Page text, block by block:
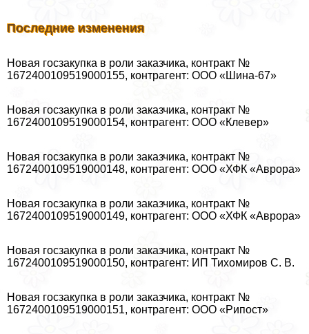
Последние изменения
Новая госзакупка в роли заказчика, контpaкт №
1672400109519000155, контрагент: ООО «Шина-67»
Новая госзакупка в роли заказчика, контpaкт №
1672400109519000154, контрагент: ООО «Клевер»
Новая госзакупка в роли заказчика, контpaкт №
1672400109519000148, контрагент: ООО «ХФК «Аврора»
Новая госзакупка в роли заказчика, контpaкт №
1672400109519000149, контрагент: ООО «ХФК «Аврора»
Новая госзакупка в роли заказчика, контpaкт №
1672400109519000150, контрагент: ИП Тихомиров С. В.
Новая госзакупка в роли заказчика, контpaкт №
1672400109519000151, контрагент: ООО «Рипост»